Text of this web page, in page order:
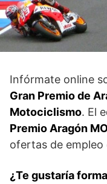
Infórmate online
Gran Premio de
Motociclismo. El
Premio Aragón
ofertas de empleo
¿Te gustaría